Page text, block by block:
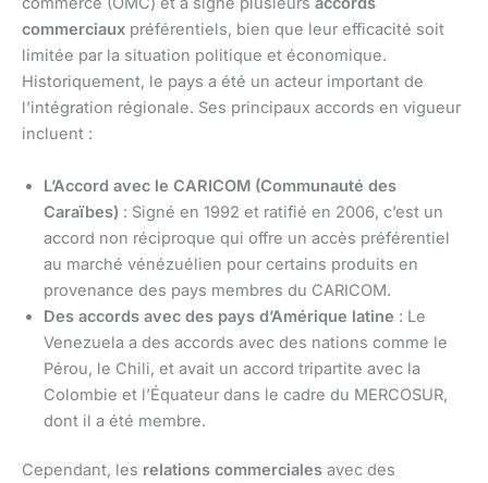
commerciaux préférentiels, bien que leur efficacité soit
limitée par la situation politique et économique.
Historiquement, le pays a été un acteur important de
l’intégration régionale. Ses principaux accords en vigueur
incluent :
L’Accord avec le CARICOM (Communauté des
Caraïbes) : Signé en 1992 et ratifié en 2006, c’est un
accord non réciproque qui offre un accès préférentiel
au marché vénézuélien pour certains produits en
provenance des pays membres du CARICOM.
Des accords avec des pays d’Amérique latine : Le
Venezuela a des accords avec des nations comme le
Pérou, le Chili, et avait un accord tripartite avec la
Colombie et l’Équateur dans le cadre du MERCOSUR,
dont il a été membre.
Cependant, les relations commerciales avec des